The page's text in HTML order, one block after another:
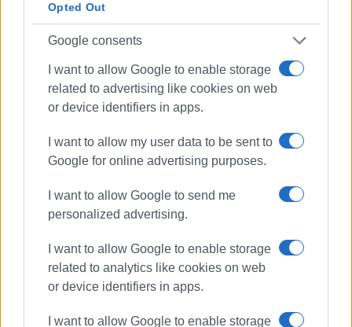
Opted Out
Google consents
I want to allow Google to enable storage
related to advertising like cookies on web
or device identifiers in apps.
I want to allow my user data to be sent to
Google for online advertising purposes.
I want to allow Google to send me
personalized advertising.
I want to allow Google to enable storage
related to analytics like cookies on web
or device identifiers in apps.
I want to allow Google to enable storage